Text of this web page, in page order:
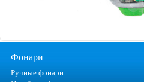
Фонари
Ручные фонари